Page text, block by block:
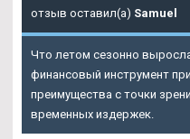
отзыв оставил(а) Samuel
Что летом сезонно
финансовый инструмент
преимущества с точки
временных издержек.